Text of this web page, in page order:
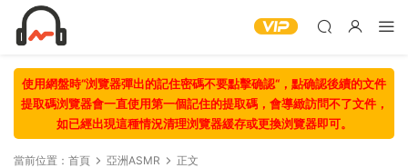
使用網盤時“浏覽器彈出的記住密碼不要點擊确認“，點确認後續的文件
提取碼浏覽器會一直使用第一個記住的提取碼，會導緻訪問不了文件，
如已經出現這種情況清理浏覽器緩存或更換浏覽器即可。
當前位置： 首頁 亞洲ASMR 正文